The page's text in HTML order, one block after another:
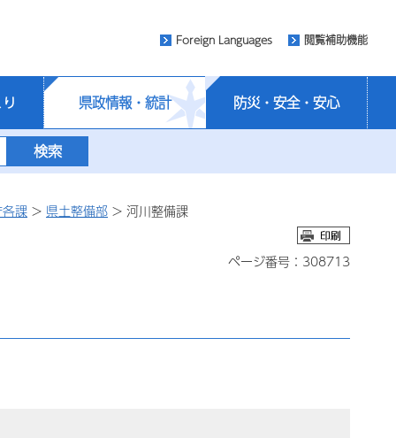
Foreign Languages 閲覧補助機能
県政情報・統計 防災・安全・安心
課 > 県土整備部 > 河川整備課
ページ番号：308713